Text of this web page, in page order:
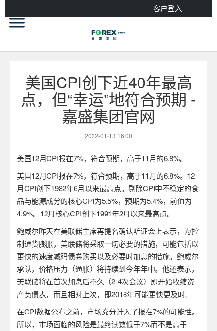
客户登入
美国CPI创下近40年最高
点，但“幸运”地符合预期 -
嘉盛集团官网
2022-01-13 16:00
美国12月CPI报在7%，符合预期，高于11月的6.8%。
美国12月CPI报在7%，符合预期，高于11月的6.8%。 12
月CPI创下1982年6月以来最高点。剔除CPI中不稳定的食
品与能源成分的核心CPI为5.5%，预期为5.4%，前值为
4.9%。 12月核心CPI创下1991年2月以来最高点。
鲍威尔昨天在美联储主席再提名确认听证会上表示，为控
制通货膨胀，美联储将采取一切必要的措施，可能包括以
更快的速度减码债券购买以及必要时加息的措施。鲍威尔
承认，价格压力（通胀）将持续到今年年中。他还表示，
美联储将在首次加息后不久（2-4次会议）即开始收缩资
产负债表，而且相对上次，即2018年可能更快更及时。
在CPI数据公布之前，市场充分计入了报在7%的可能性。
所以，市场面临的风险是最终读数低于7%而不是高于